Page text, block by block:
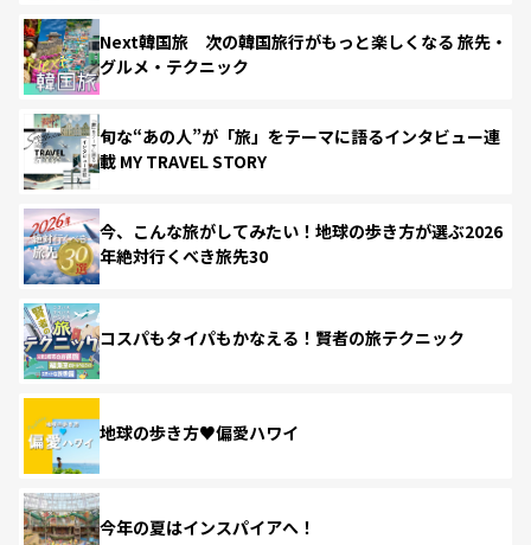
Next韓国旅 次の韓国旅行がもっと楽しくなる 旅先・
グルメ・テクニック
旬な“あの人”が「旅」をテーマに語るインタビュー連
載 MY TRAVEL STORY
今、こんな旅がしてみたい！地球の歩き方が選ぶ2026
年絶対行くべき旅先30
コスパもタイパもかなえる！賢者の旅テクニック
地球の歩き方♥偏愛ハワイ
今年の夏はインスパイアへ！